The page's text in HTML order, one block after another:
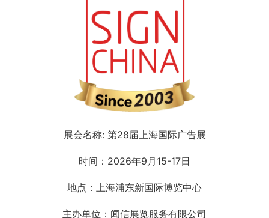
展会名称: 第28届上海国际广告展
时间：2026年9月15-17日
地点：上海浦东新国际博览中心
主办单位：闻信展览服务有限公司